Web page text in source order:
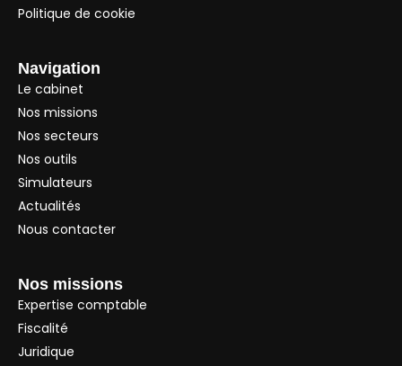
Politique de cookie
Navigation
Le cabinet
Nos missions
Nos secteurs
Nos outils
Simulateurs
Actualités
Nous contacter
Nos missions
Expertise comptable
Fiscalité
Juridique